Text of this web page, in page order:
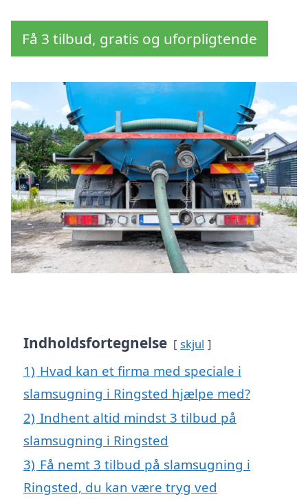
Få 3 tilbud, gratis og uforpligtende
Indholdsfortegnelse skjul
1) Hvad kan et firma med speciale i
slamsugning i Ringsted hjælpe med?
2) Indhent altid mindst 3 tilbud på
slamsugning i Ringsted
3) Få nemt 3 tilbud på slamsugning i
Ringsted, du kan være tryg ved